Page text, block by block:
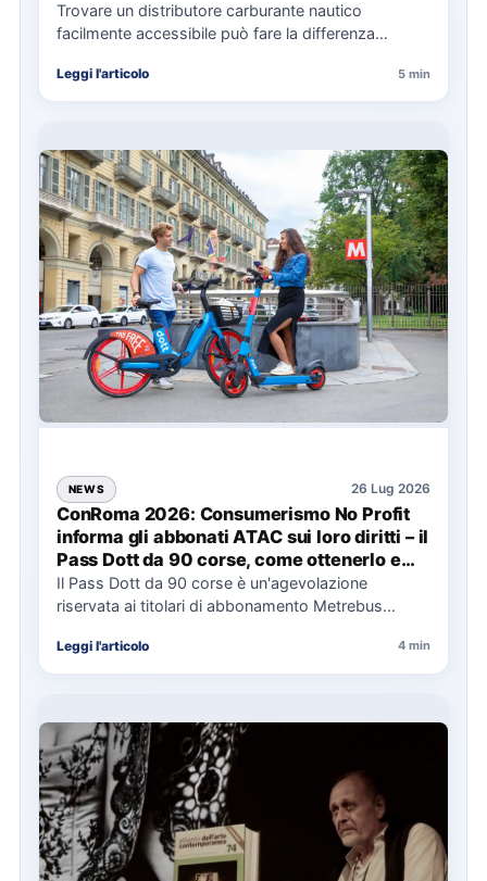
Trovare un distributore carburante nautico
facilmente accessibile può fare la differenza
soprattutto…
Leggi l'articolo 5 min
NEWS 26 Lug 2026
ConRoma 2026: Consumerismo No Profit
informa gli abbonati ATAC sui loro diritti – il
Pass Dott da 90 corse, come ottenerlo e
cosa spetta in caso di disservizi
Il Pass Dott da 90 corse è un'agevolazione
riservata ai titolari di abbonamento Metrebus
Leggi l'articolo 4 min